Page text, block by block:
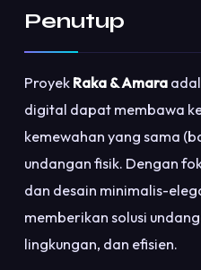
Penutup
Proyek Raka & Amara
digital dapat membawa
kemewahan yang sama
undangan fisik. Dengan
dan desain minimalis-
memberikan solusi
lingkungan, dan efisien.